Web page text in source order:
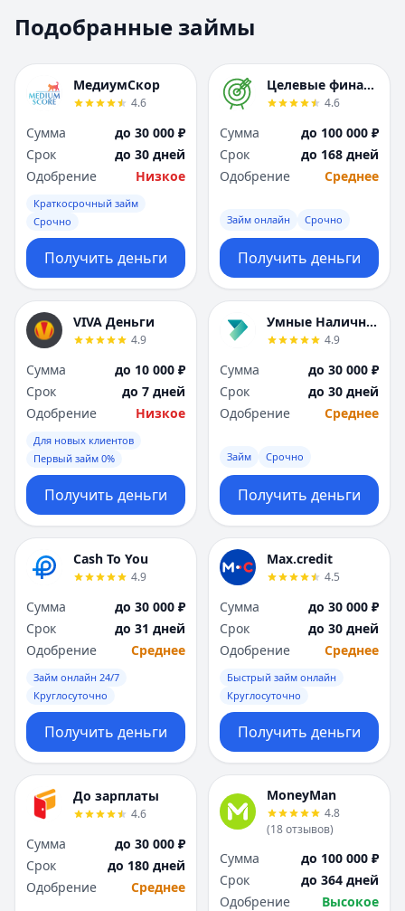
Набережные Челны
Нижний Новгород
Новокузнецк
Новосибирск
Омск
Пенза
Пермь
Р
Ростов-на-Дону
Рязань
С
Самара
Санкт-Петербург
Саратов
Сочи
Сургут
Т
Тверь
Тольятти
Томск
Тула
Тюмень
Ульяновск
Уфа
Х
Хабаровск
Ч
Чебоксары
Челябинск
Чита
Я
Ярославль
Вся Россия
Набережные
Нижний Новгород
Новокузнецк
Новосибирск
Омск
Оренбург
Пенза
Пермь
Р
Ростов-на-Дону
Рязань
С
Самара
Санкт-Петербург
Саратов
Сочи
Сургут
Т
Тверь
Тольятти
Томск
Тула
Тюмень
Ульяновск
Уфа
Х
Хабаровск
Ч
Чебоксары
Челябинск
Чита
Я
Ярославль
Вся Россия
Подобранные займы
МедиумСкор
4.6
Сумма
до 30 000 ₽
Срок
до 30 дней
Одобрение
Низкое
Краткосрочный займ
Срочно
Получить деньги
Целевые финансы
4.6
Сумма
до 100 000 ₽
Срок
до 168 дней
Одобрение
Среднее
Займ онлайн Срочно
Получить деньги
VIVA Деньги
4.9
Сумма
до 10 000 ₽
Срок
до 7 дней
Одобрение
Низкое
Для новых клиентов
Первый займ 0%
Получить деньги
Умные Наличные
4.9
Сумма
до 30 000 ₽
Срок
до 30 дней
Одобрение
Среднее
Займ Срочно
Получить деньги
Cash To You
4.9
Сумма
до 30 000 ₽
Срок
до 31 дней
Одобрение
Среднее
Займ онлайн 24/7
Круглосуточно
Получить деньги
Max.credit
4.5
Сумма
до 30 000 ₽
Срок
до 30 дней
Одобрение
Среднее
Быстрый займ онлайн
Круглосуточно
Получить деньги
До зарплаты
4.6
Сумма
до 30 000 ₽
Срок
до 180 дней
Одобрение
Среднее
MoneyMan
4.8
(18отзывов)
Сумма
до 100 000 ₽
Срок
до 364 дней
Одобрение
Высокое